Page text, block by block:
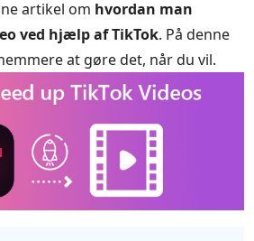
artikel om hvordan man
ved hjælp af TikTok. På denne
at gøre det, når du vil.